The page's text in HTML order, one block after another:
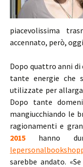
piacevolissima
accennato, però,
Dopo quattro anni
tante energie che
utilizzate per
Dopo tante
mangiucchiando le
ragionamenti e
2015
hanno
sarebbe andato.